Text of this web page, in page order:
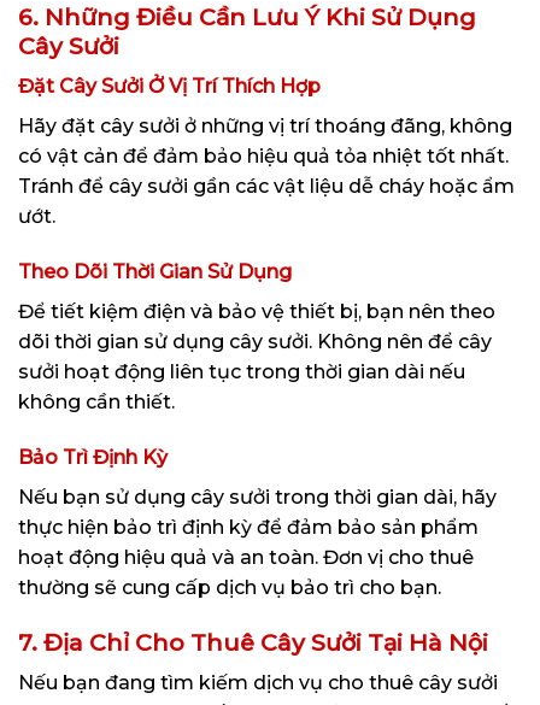
6. Những Điều Cần Lưu Ý Khi Sử Dụng
Cây Sưởi
Đặt Cây Sưởi Ở Vị Trí Thích Hợp
Hãy đặt cây sưởi ở những vị trí thoáng đãng, không
có vật cản để đảm bảo hiệu quả tỏa nhiệt tốt nhất.
Tránh để cây sưởi gần các vật liệu dễ cháy hoặc ẩm
ướt.
Theo Dõi Thời Gian Sử Dụng
Để tiết kiệm điện và bảo vệ thiết bị, bạn nên theo
dõi thời gian sử dụng cây sưởi. Không nên để cây
sưởi hoạt động liên tục trong thời gian dài nếu
không cần thiết.
Bảo Trì Định Kỳ
Nếu bạn sử dụng cây sưởi trong thời gian dài, hãy
thực hiện bảo trì định kỳ để đảm bảo sản phẩm
hoạt động hiệu quả và an toàn. Đơn vị cho thuê
thường sẽ cung cấp dịch vụ bảo trì cho bạn.
7. Địa Chỉ Cho Thuê Cây Sưởi Tại Hà Nội
Nếu bạn đang tìm kiếm dịch vụ cho thuê cây sưởi